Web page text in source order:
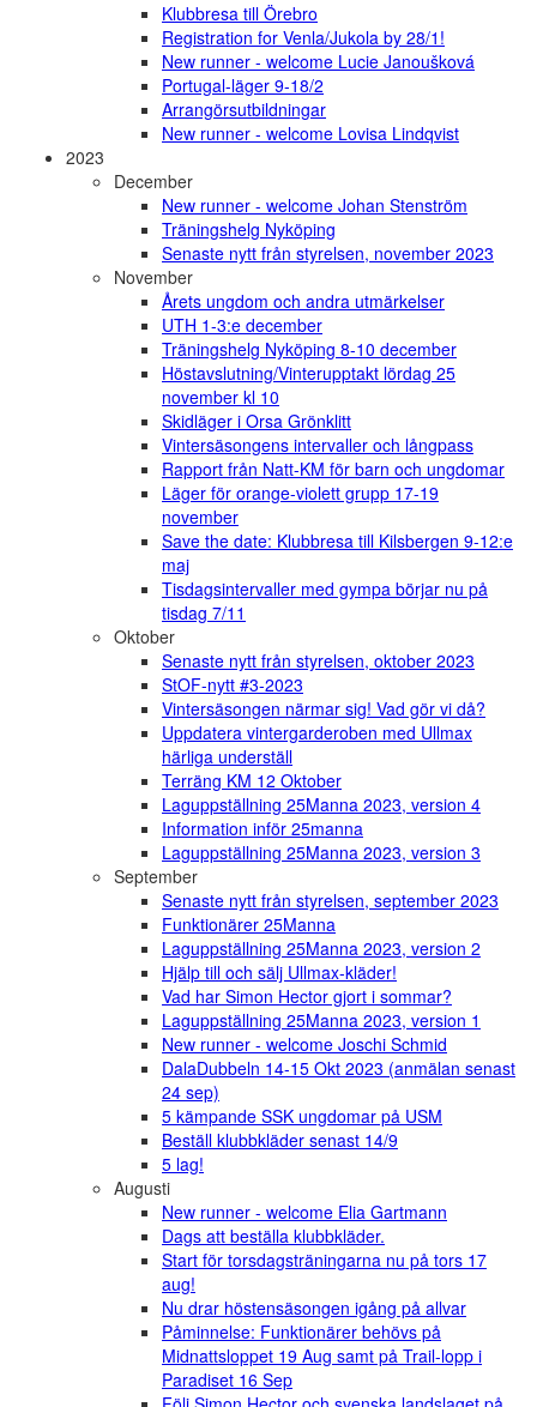
Klubbresa till Örebro
Registration for Venla/Jukola by 28/1!
New runner - welcome Lucie Janoušková
Portugal-läger 9-18/2
Arrangörsutbildningar
New runner - welcome Lovisa Lindqvist
2023
December
New runner - welcome Johan Stenström
Träningshelg Nyköping
Senaste nytt från styrelsen, november 2023
November
Årets ungdom och andra utmärkelser
UTH 1-3:e december
Träningshelg Nyköping 8-10 december
Höstavslutning/Vinterupptakt lördag 25
november kl 10
Skidläger i Orsa Grönklitt
Vintersäsongens intervaller och långpass
Rapport från Natt-KM för barn och ungdomar
Läger för orange-violett grupp 17-19
november
Save the date: Klubbresa till Kilsbergen 9-12:e
maj
Tisdagsintervaller med gympa börjar nu på
tisdag 7/11
Oktober
Senaste nytt från styrelsen, oktober 2023
StOF-nytt #3-2023
Vintersäsongen närmar sig! Vad gör vi då?
Uppdatera vintergarderoben med Ullmax
härliga underställ
Terräng KM 12 Oktober
Laguppställning 25Manna 2023, version 4
Information inför 25manna
Laguppställning 25Manna 2023, version 3
September
Senaste nytt från styrelsen, september 2023
Funktionärer 25Manna
Laguppställning 25Manna 2023, version 2
Hjälp till och sälj Ullmax-kläder!
Vad har Simon Hector gjort i sommar?
Laguppställning 25Manna 2023, version 1
New runner - welcome Joschi Schmid
DalaDubbeln 14-15 Okt 2023 (anmälan senast
24 sep)
5 kämpande SSK ungdomar på USM
Beställ klubbkläder senast 14/9
5 lag!
Augusti
New runner - welcome Elia Gartmann
Dags att beställa klubbkläder.
Start för torsdagsträningarna nu på tors 17
aug!
Nu drar höstensäsongen igång på allvar
Påminnelse: Funktionärer behövs på
Midnattsloppet 19 Aug samt på Trail-lopp i
Paradiset 16 Sep